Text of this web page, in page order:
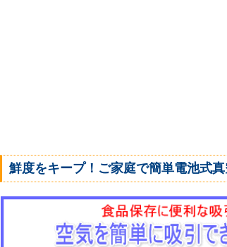
鮮度をキープ！ご家庭で簡単電池式真